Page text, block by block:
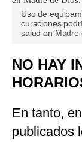
Uso de
curaciones
salud en Madre
NO HAY
En tanto,
publicados